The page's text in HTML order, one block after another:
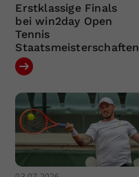
Erstklassige Finals
bei win2day Open
Tennis
Staatsmeisterschaften